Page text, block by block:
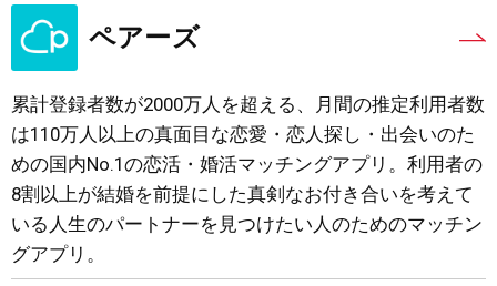
ペアーズ
累計登録者数が2000万人を超える、月間の推定利用者数
は110万人以上の真面目な恋愛・恋人探し・出会いのた
めの国内No.1の恋活・婚活マッチングアプリ。利用者の
8割以上が結婚を前提にした真剣なお付き合いを考えて
いる人生のパートナーを見つけたい人のためのマッチン
グアプリ。